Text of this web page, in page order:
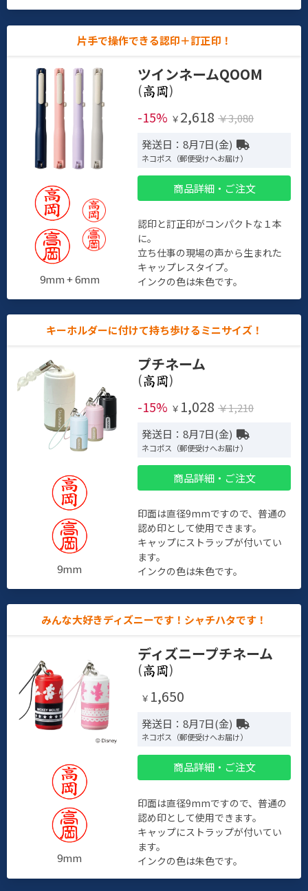
片手で操作できる認印＋訂正印！
9mm + 6mm
ツインネームQOOM
(
)
-15% ￥ 2,618 ￥3,080
発送日：8月7日(金)
ネコポス（郵便受けへお届け）
商品詳細・ご注文
認印と訂正印がコンパクトな１本
に。
立ち仕事の現場の声から生まれた
キャップレスタイプ。
インクの色は朱色です。
キーホルダーに付けて持ち歩けるミニサイズ！
9mm
プチネーム
(
)
-15% ￥ 1,028 ￥1,210
発送日：8月7日(金)
ネコポス（郵便受けへお届け）
商品詳細・ご注文
印面は直径9mmですので、普通の
認め印として使用できます。
キャップにストラップが付いてい
ます。
インクの色は朱色です。
みんな大好きディズニーです！シャチハタです！
9mm
ディズニープチネーム
( )
￥ 1,650
発送日：8月7日(金)
ネコポス（郵便受けへお届け）
商品詳細・ご注文
印面は直径9mmですので、普通の
認め印として使用できます。
キャップにストラップが付いてい
ます。
インクの色は朱色です。